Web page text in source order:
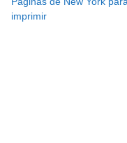
imprimir